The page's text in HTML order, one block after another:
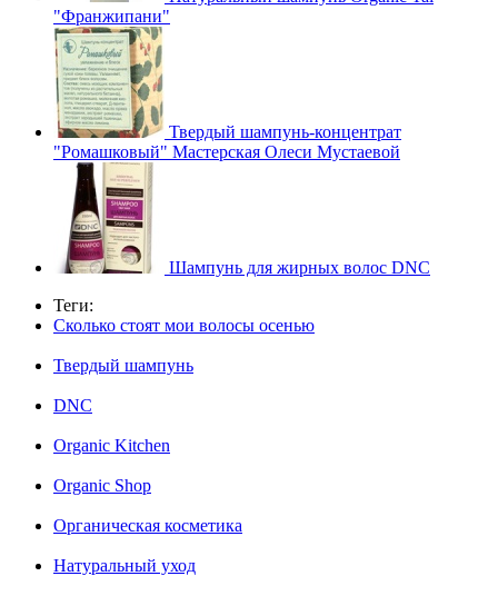
"Франжипани"
Твердый шампунь-концентрат
"Ромашковый" Мастерская Олеси Мустаевой
Шампунь для жирных волос DNC
Теги:
Сколько стоят мои волосы осенью
Твердый шампунь
DNC
Organic Kitchen
Organic Shop
Органическая косметика
Натуральный уход